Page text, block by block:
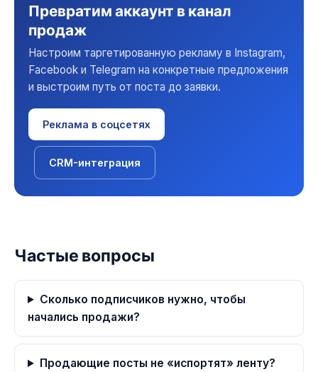
Превратим аккаунт в канал
продаж
Настроим таргетированную рекламу в Instagram,
Facebook и Telegram на конкретные предложения
и выстроим путь от поста до заявки.
Реклама в соцсетях
CRM-интеграция
Частые вопросы
Сколько подписчиков нужно, чтобы
начались продажи?
Продающие посты не «испортят» ленту?